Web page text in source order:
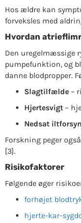
Hos ældre kan
forveksles med
Hvordan
Den uregelmæssige
pumpefunktion, og
danne blodpropper.
Slagtilfælde–
Hjertesvigt–
Nedsat
Forskning peger
[3].
Risikofaktorer
Følgende øger
forhøjet
hjerte-kar-